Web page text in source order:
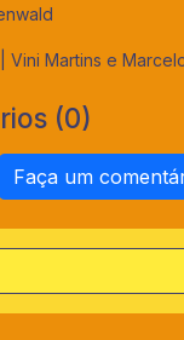
Vini Martins e
(0)
Faça um